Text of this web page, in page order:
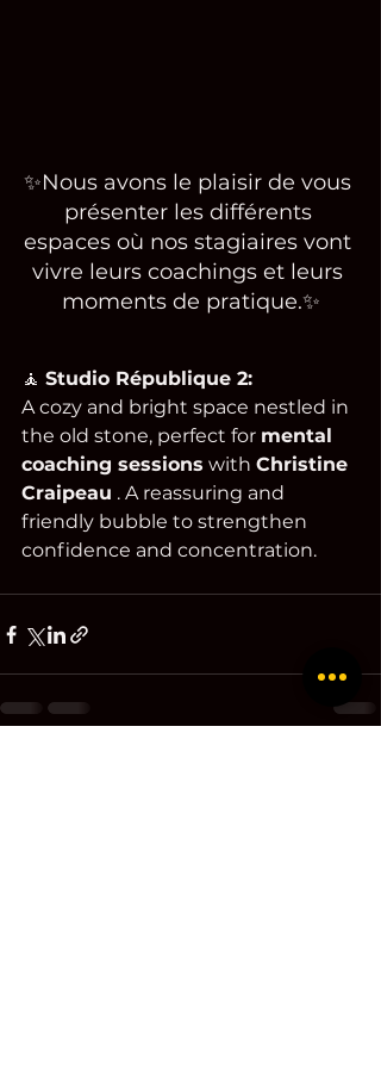
✨Nous avons le plaisir de vous
présenter les différents
espaces où nos stagiaires vont
vivre leurs coachings et leurs
moments de pratique.✨
🧘 Studio République 2:
A cozy and bright space nestled in
the old stone, perfect for mental
coaching sessions with Christine
Craipeau . A reassuring and
friendly bubble to strengthen
confidence and concentration.